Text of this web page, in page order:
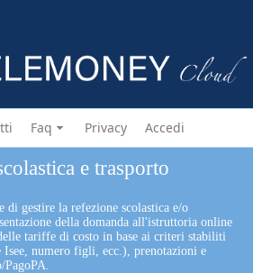
Faq Privacy Accedi
e trasporto
di gestire la refezione scolastica e/o
della domanda all'istruttoria online
tariffe di costo in base ai criteri stabiliti
Isee, numero figli, ecc.), prenotazioni e